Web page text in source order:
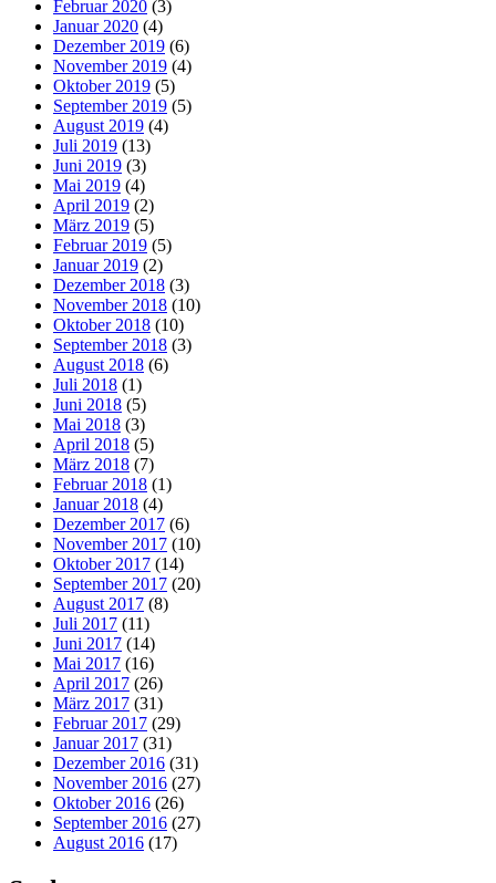
Februar 2020 (3)
Januar 2020 (4)
Dezember 2019 (6)
November 2019 (4)
Oktober 2019 (5)
September 2019 (5)
August 2019 (4)
Juli 2019 (13)
Juni 2019 (3)
Mai 2019 (4)
April 2019 (2)
März 2019 (5)
Februar 2019 (5)
Januar 2019 (2)
Dezember 2018 (3)
November 2018 (10)
Oktober 2018 (10)
September 2018 (3)
August 2018 (6)
Juli 2018 (1)
Juni 2018 (5)
Mai 2018 (3)
April 2018 (5)
März 2018 (7)
Februar 2018 (1)
Januar 2018 (4)
Dezember 2017 (6)
November 2017 (10)
Oktober 2017 (14)
September 2017 (20)
August 2017 (8)
Juli 2017 (11)
Juni 2017 (14)
Mai 2017 (16)
April 2017 (26)
März 2017 (31)
Februar 2017 (29)
Januar 2017 (31)
Dezember 2016 (31)
November 2016 (27)
Oktober 2016 (26)
September 2016 (27)
August 2016 (17)